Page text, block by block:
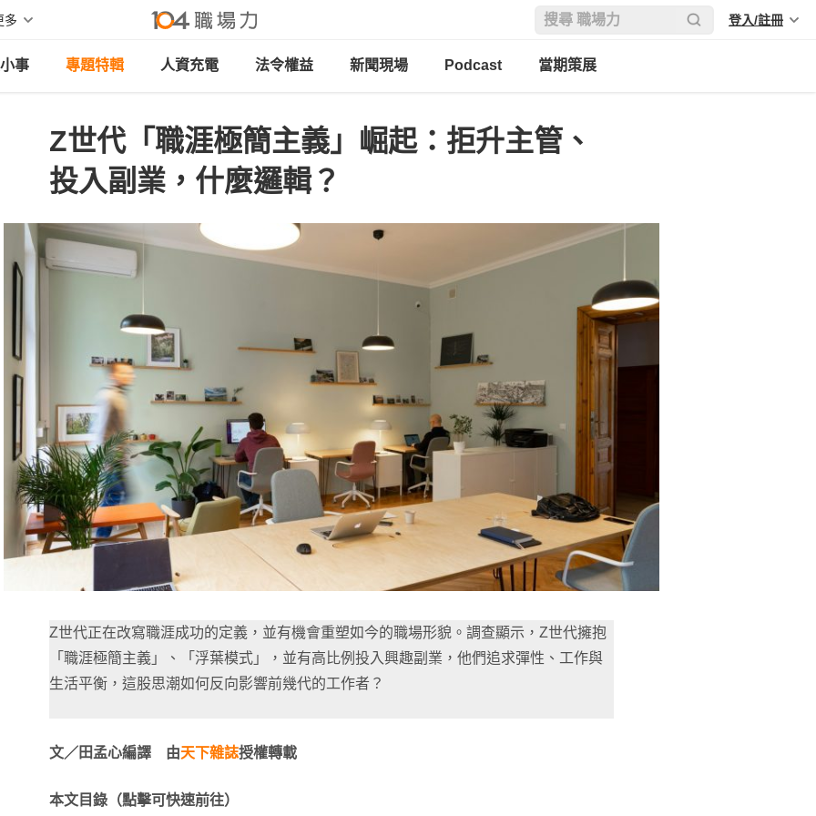
多 登入/註冊
事 專題特輯 人資充電 法令權益 新聞現場 Podcast 當期策展
Z世代「職涯極簡主義」崛起：拒升主管、
投入副業，什麼邏輯？
Z世代正在改寫職涯成功的定義，並有機會重塑如今的職場形貌。調查顯示，Z世代擁抱
「職涯極簡主義」、「浮葉模式」，並有高比例投入興趣副業，他們追求彈性、工作與
生活平衡，這股思潮如何反向影響前幾代的工作者？
文／田孟心編譯 由天下雜誌授權轉載
本文目錄（點擊可快速前往）